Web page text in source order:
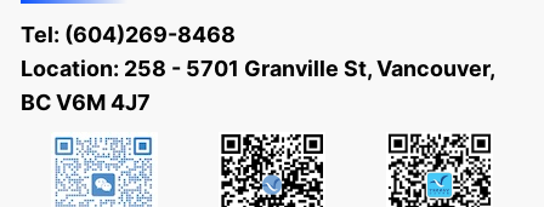
Tel: (604)269-8468
Location: 258 - 5701 Granville St, Vancouver,
BC V6M 4J7